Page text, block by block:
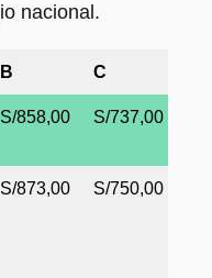
nacional.
B C
S/858,00 S/737,00
S/873,00 S/750,00